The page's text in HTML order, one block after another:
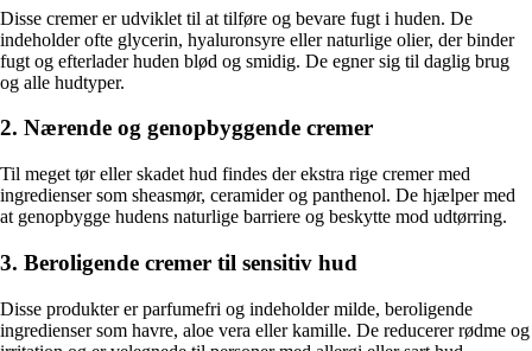
Disse cremer er udviklet til at tilføre og bevare fugt i huden. De
indeholder ofte glycerin, hyaluronsyre eller naturlige olier, der binder
fugt og efterlader huden blød og smidig. De egner sig til daglig brug
og alle hudtyper.
2. Nærende og genopbyggende cremer
Til meget tør eller skadet hud findes der ekstra rige cremer med
ingredienser som sheasmør, ceramider og panthenol. De hjælper med
at genopbygge hudens naturlige barriere og beskytte mod udtørring.
3. Beroligende cremer til sensitiv hud
Disse produkter er parfumefri og indeholder milde, beroligende
ingredienser som havre, aloe vera eller kamille. De reducerer rødme og